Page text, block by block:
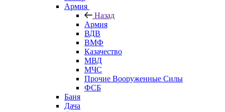
Армия
Назад
Армия
ВДВ
ВМФ
Казачество
МВД
МЧС
Прочие Вооруженные Силы
ФСБ
Баня
Дача